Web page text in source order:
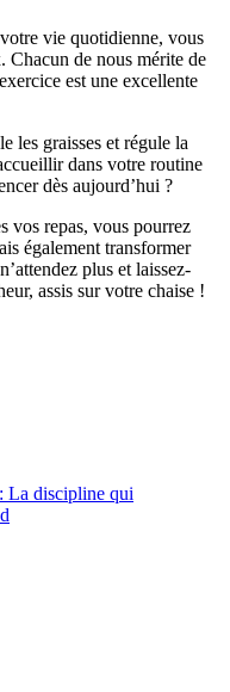
vie quotidienne, vous
Chacun de nous mérite de
est une excellente
les graisses et régule la
dans votre routine
dès aujourd’hui ?
vos repas, vous pourrez
également transformer
plus et laissez-
assis sur votre chaise !
La discipline qui